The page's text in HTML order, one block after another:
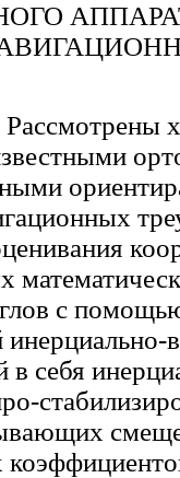
Рассмотрены
с
себя